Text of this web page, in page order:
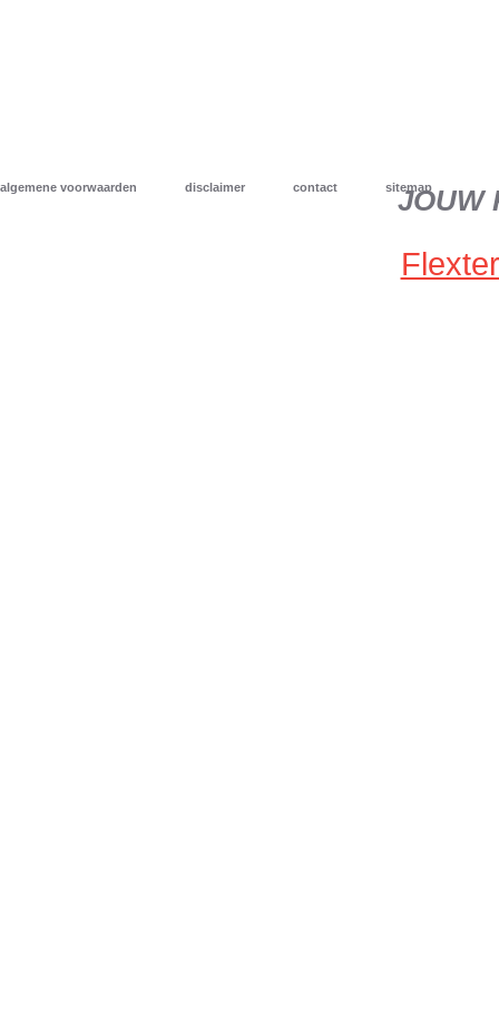
algemene voorwaarden disclaimer contact sitemap
JOUW